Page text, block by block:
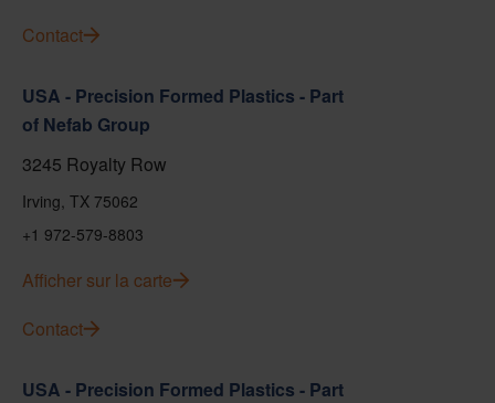
Contact
USA - Precision Formed Plastics - Part
of Nefab Group
3245 Royalty Row
Irving, TX 75062
+1 972-579-8803
Afficher sur la carte
Contact
USA - Precision Formed Plastics - Part